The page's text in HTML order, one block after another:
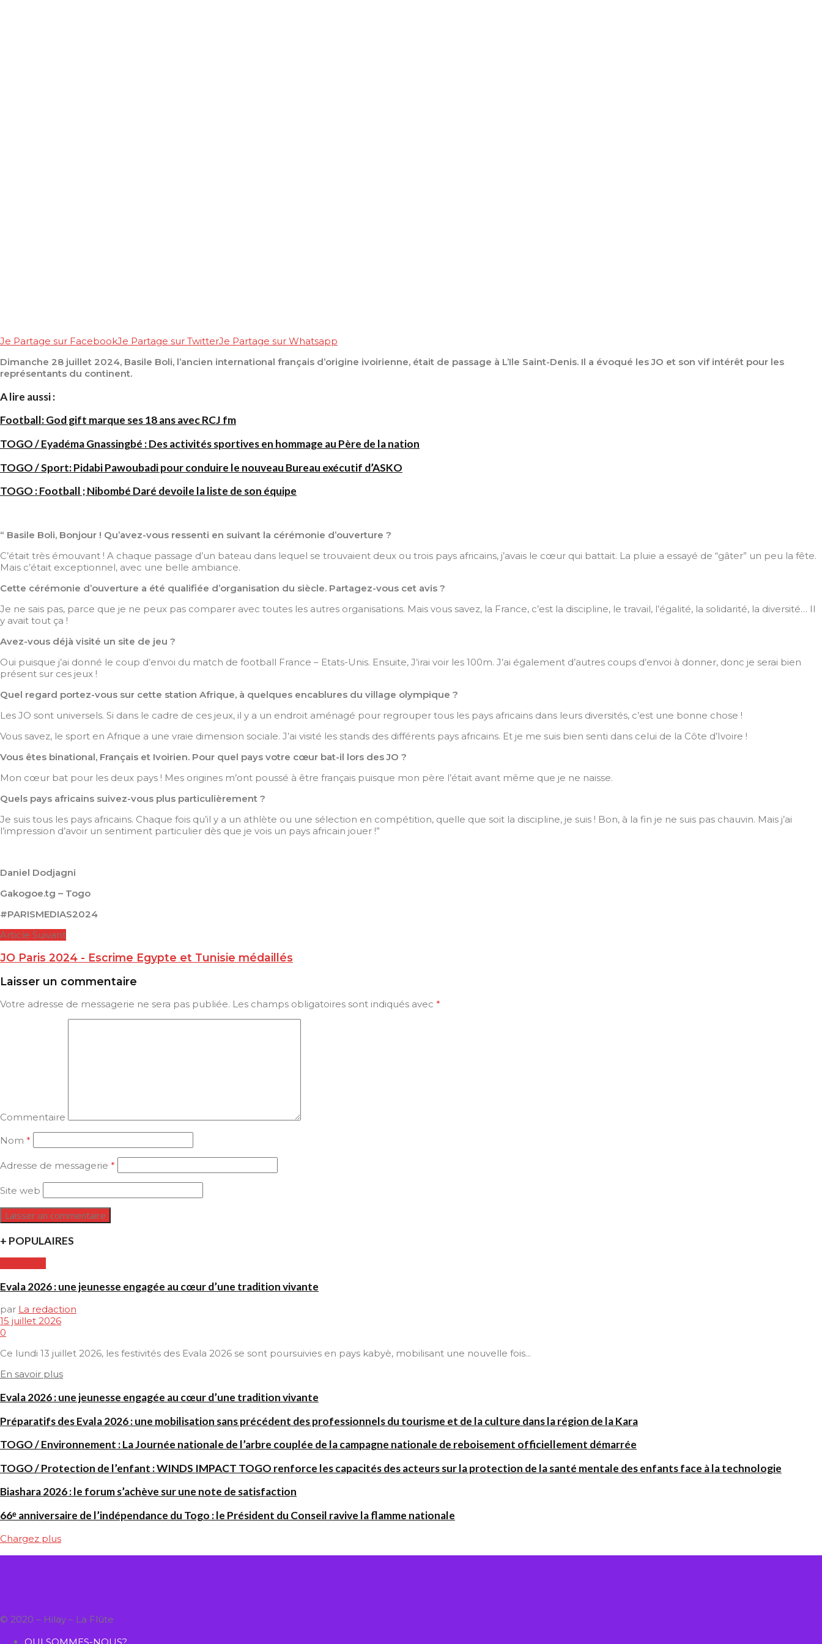
Je Partage sur FacebookJe Partage sur TwitterJe Partage sur Whatsapp
Dimanche 28 juillet 2024, Basile Boli, l’ancien international français d’origine ivoirienne, était de passage à L’Ile Saint-Denis. Il a évoqué les JO et son vif intérêt pour les
représentants du continent.
A lire aussi :
Football: God gift marque ses 18 ans avec RCJ fm
TOGO / Eyadéma Gnassingbé : Des activités sportives en hommage au Père de la nation
TOGO / Sport: Pidabi Pawoubadi pour conduire le nouveau Bureau exécutif d’ASKO
TOGO : Football ; Nibombé Daré devoile la liste de son équipe
“ Basile Boli, Bonjour ! Qu’avez-vous ressenti en suivant la cérémonie d’ouverture ?
C’était très émouvant ! A chaque passage d’un bateau dans lequel se trouvaient deux ou trois pays africains, j’avais le cœur qui battait. La pluie a essayé de “gâter” un peu la fête.
Mais c’était exceptionnel, avec une belle ambiance.
Cette cérémonie d’ouverture a été qualifiée d’organisation du siècle. Partagez-vous cet avis ?
Je ne sais pas, parce que je ne peux pas comparer avec toutes les autres organisations. Mais vous savez, la France, c’est la discipline, le travail, l’égalité, la solidarité, la diversité… Il
y avait tout ça !
Avez-vous déjà visité un site de jeu ?
Oui puisque j’ai donné le coup d’envoi du match de football France – Etats-Unis. Ensuite, J’irai voir les 100m. J’ai également d’autres coups d’envoi à donner, donc je serai bien
présent sur ces jeux !
Quel regard portez-vous sur cette station Afrique, à quelques encablures du village olympique ?
Les JO sont universels. Si dans le cadre de ces jeux, il y a un endroit aménagé pour regrouper tous les pays africains dans leurs diversités, c’est une bonne chose !
Vous savez, le sport en Afrique a une vraie dimension sociale. J’ai visité les stands des différents pays africains. Et je me suis bien senti dans celui de la Côte d’Ivoire !
Vous êtes binational, Français et Ivoirien. Pour quel pays votre cœur bat-il lors des JO ?
Mon cœur bat pour les deux pays ! Mes origines m’ont poussé à être français puisque mon père l’était avant même que je ne naisse.
Quels pays africains suivez-vous plus particulièrement ?
Je suis tous les pays africains. Chaque fois qu’il y a un athlète ou une sélection en compétition, quelle que soit la discipline, je suis ! Bon, à la fin je ne suis pas chauvin. Mais j’ai
l’impression d’avoir un sentiment particulier dès que je vois un pays africain jouer !”
Daniel Dodjagni
Gakogoe.tg – Togo
#PARISMEDIAS2024
Article Suivant
JO Paris 2024 - Escrime Egypte et Tunisie médaillés
Laisser un commentaire
Votre adresse de messagerie ne sera pas publiée. Les champs obligatoires sont indiqués avec *
Commentaire
Nom *
Adresse de messagerie *
Site web
+ POPULAIRES
Evala 2026 : une jeunesse engagée au cœur d’une tradition vivante
par La redaction
15 juillet 2026
0
Ce lundi 13 juillet 2026, les festivités des Evala 2026 se sont poursuivies en pays kabyè, mobilisant une nouvelle fois...
En savoir plus
Evala 2026 : une jeunesse engagée au cœur d’une tradition vivante
Préparatifs des Evala 2026 : une mobilisation sans précédent des professionnels du tourisme et de la culture dans la région de la Kara
TOGO / Environnement : La Journée nationale de l’arbre couplée de la campagne nationale de reboisement officiellement démarrée
TOGO / Protection de l’enfant : WINDS IMPACT TOGO renforce les capacités des acteurs sur la protection de la santé mentale des enfants face à la technologie
Biashara 2026 : le forum s’achève sur une note de satisfaction
66ᵉ anniversaire de l’indépendance du Togo : le Président du Conseil ravive la flamme nationale
Chargez plus
© 2020 – Hilay – La Flûte